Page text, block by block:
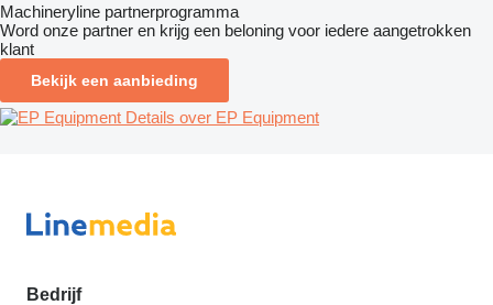
Machineryline partnerprogramma
Word onze partner en krijg een beloning voor iedere aangetrokken
klant
Bekijk een aanbieding
Details over EP Equipment
Bedrijf